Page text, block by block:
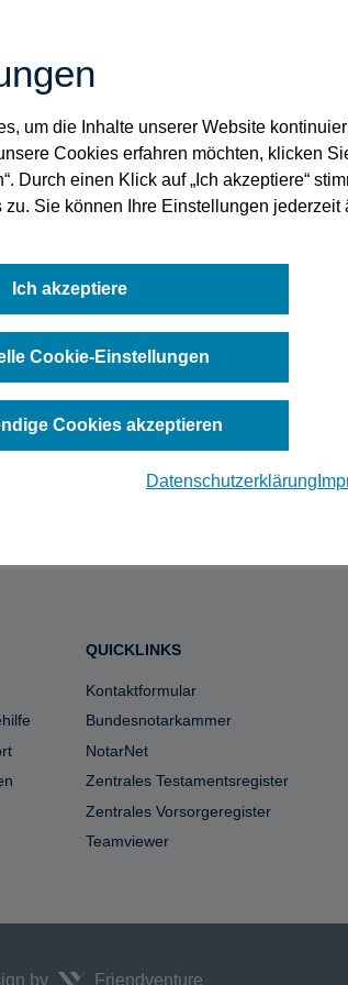
um die Inhalte unserer Website
Cookies erfahren möchten, klicken
Durch einen Klick auf „Ich akzeptiere“
Sie können Ihre Einstellungen jederzeit
Ich akzeptiere
Cookie-Einstellungen
Cookies akzeptieren
Datenschutzerklärung
QUICKLINKS
Kontaktformular
Bundesnotarkammer
NotarNet
Zentrales Testamentsregister
Zentrales Vorsorgeregister
Teamviewer
by Friendventure